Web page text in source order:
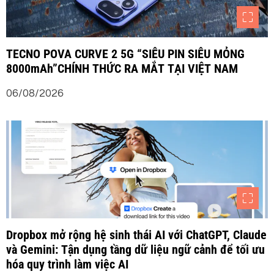
t
TECNO POVA CURVE 2 5G “SIÊU PIN SIÊU MỎNG
8000mAh”CHÍNH THỨC RA MẮT TẠI VIỆT NAM
06/08/2026
Dropbox mở rộng hệ sinh thái AI với ChatGPT, Claude
và Gemini: Tận dụng tầng dữ liệu ngữ cảnh để tối ưu
hóa quy trình làm việc AI